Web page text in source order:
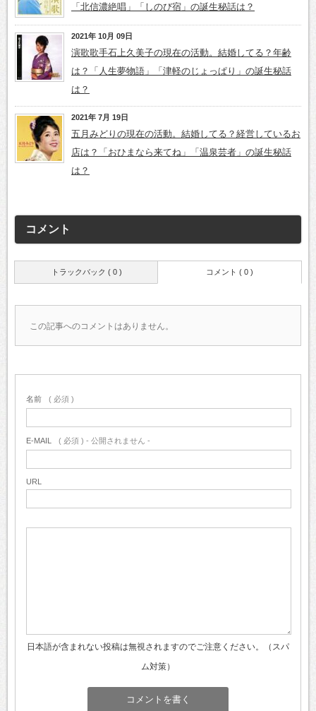
「北信濃絶唱」「しのび宿」の誕生秘話は？
2021年 10月 09日
演歌歌手石上久美子の現在の活動。結婚してる？年齢
は？「人生夢物語」「津軽のじょっぱり」の誕生秘話
は？
2021年 7月 19日
五月みどりの現在の活動。結婚してる？経営しているお
店は？「おひまなら来てね」「温泉芸者」の誕生秘話
は？
コメント
トラックバック ( 0 ) コメント ( 0 )
この記事へのコメントはありません。
名前 ( 必須 )
E-MAIL ( 必須 ) - 公開されません -
URL
日本語が含まれない投稿は無視されますのでご注意ください。（スパ
ム対策）